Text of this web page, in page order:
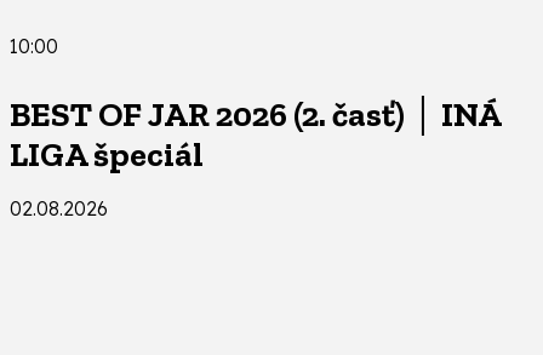
10:00
BEST OF JAR 2026 (2. časť) │ INÁ
LIGA špeciál
02.08.2026